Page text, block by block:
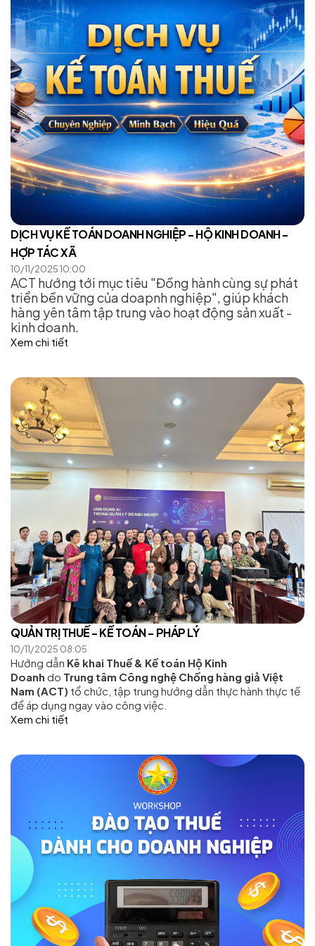
DỊCH VỤ KẾ TOÁN DOANH NGHIỆP - HỘ KINH DOANH -
HỢP TÁC XÃ
10/11/2025 10:00
ACT hướng tới mục tiêu "Đồng hành cùng sự phát
triển bền vững của doapnh nghiệp", giúp khách
hàng yên tâm tập trung vào hoạt động sản xuất -
kinh doanh.
Xem chi tiết
QUẢN TRỊ THUẾ - KẾ TOÁN - PHÁP LÝ
10/11/2025 08:05
Hướng dẫn Kê khai Thuế & Kế toán Hộ Kinh
Doanh do Trung tâm Công nghệ Chống hàng giả Việt
Nam (ACT) tổ chức, tập trung hướng dẫn thực hành thực tế
để áp dụng ngay vào công việc.
Xem chi tiết